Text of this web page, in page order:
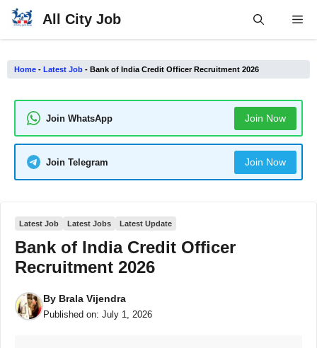
Skip
All City Job
Home - Latest Job - Bank of India Credit Officer Recruitment 2026
Join WhatsApp Join Now
Join Telegram Join Now
Latest Job Latest Jobs Latest Update
Bank of India Credit Officer
Recruitment 2026
By Brala Vijendra
Published on: July 1, 2026